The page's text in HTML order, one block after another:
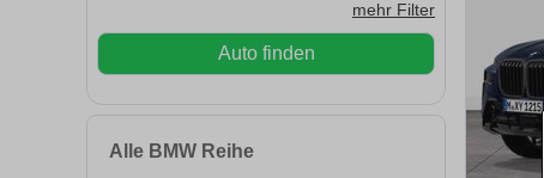
mehr Filter
Auto finden
Alle BMW Reihe